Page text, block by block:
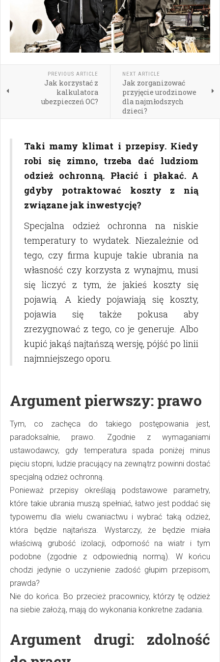
PREVIOUS ARTICLE
Jak korzystać z
kalkulatora
ubezpieczeń OC?
NEXT ARTICLE
Jak zorganizować
przyjęcie urodzinowe
dla najmłodszych
dzieci?
Taki mamy klimat i przepisy. Kiedy
robi się zimno, trzeba dać ludziom
odzież ochronną. Płacić i płakać. A
gdyby potraktować koszty z nią
związane jak inwestycję?
Specjalna odzież ochronna na niskie
temperatury to wydatek. Niezależnie od
tego, czy firma kupuje takie ubrania na
własność czy korzysta z wynajmu, musi
się liczyć z tym, że jakieś koszty się
pojawią. A kiedy pojawiają się koszty,
pojawia się także pokusa aby
zrezygnować z tego, co je generuje. Albo
kupić jakąś najtańszą wersję, pójść po linii
najmniejszego oporu.
Argument pierwszy: prawo
Tym, co zachęca do takiego postępowania jest,
paradoksalnie, prawo. Zgodnie z wymaganiami
ustawodawcy, gdy temperatura spada poniżej minus
pięciu stopni, ludzie pracujący na zewnątrz powinni dostać
specjalną odzież ochronną.
Ponieważ przepisy określają podstawowe parametry,
które takie ubrania muszą spełniać, łatwo jest poddać się
typowemu dla wielu cwaniactwu i wybrać taką odzież,
która będzie najtańsza. Wystarczy, że będzie miała
właściwą grubość izolacji, odporność na wiatr i tym
podobne (zgodnie z odpowiednią normą). W końcu
chodzi jedynie o uczynienie zadość głupim przepisom,
prawda?
Nie do końca. Bo przecież pracownicy, którzy tę odzież
na siebie założą, mają do wykonania konkretne zadania.
Argument drugi: zdolność